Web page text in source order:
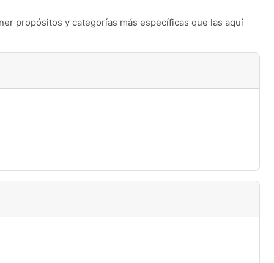
propósitos y categorías más específicas que las aquí